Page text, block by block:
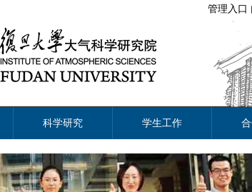
管理入口
科学研究 学生工作